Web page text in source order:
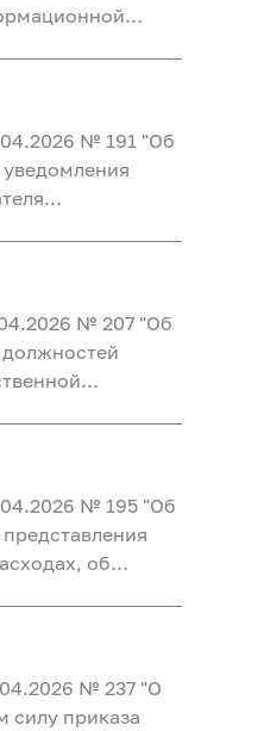
на
агентстве
№ 191 "Об
аппарата
по
органов
по
по
обращения
и
содержащихся в
№ 207 "Об
за собой
счета (вклады),
средства и
банках,
Федерации,
№ 195 "Об
об
по
№ 237 "О
силу приказа